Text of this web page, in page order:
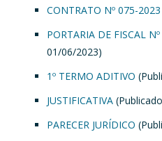
CONTRATO Nº 075-2023
PORTARIA DE FISCAL
01/06/2023)
1º TERMO ADITIVO
JUSTIFICATIVA
PARECER JURÍDICO